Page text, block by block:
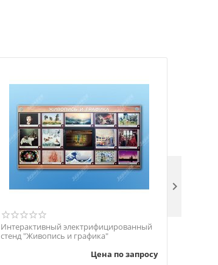
Интерактивный электрифицированный
стенд "Живопись и графика"
Цена по запросу
